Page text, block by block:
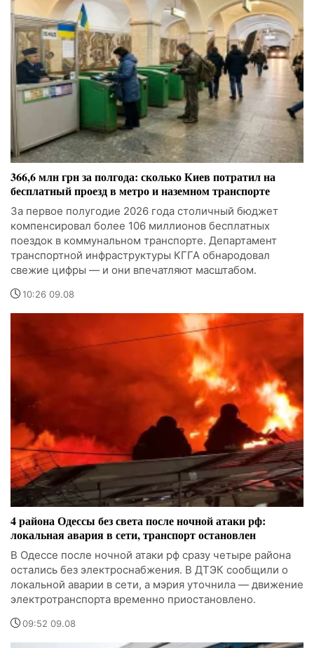
366,6 млн грн за полгода: сколько Киев потратил на
бесплатный проезд в метро и наземном транспорте
За первое полугодие 2026 года столичный бюджет
компенсировал более 106 миллионов бесплатных
поездок в коммунальном транспорте. Департамент
транспортной инфраструктуры КГГА обнародовал
свежие цифры — и они впечатляют масштабом.
10:26 09.08
4 района Одессы без света после ночной атаки рф:
локальная авария в сети, транспорт остановлен
В Одессе после ночной атаки рф сразу четыре района
остались без электроснабжения. В ДТЭК сообщили о
локальной аварии в сети, а мэрия уточнила — движение
электротранспорта временно приостановлено.
09:52 09.08